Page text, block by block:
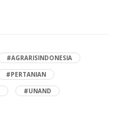
#AGRARISINDONESIA
#PERTANIAN
#UNAND